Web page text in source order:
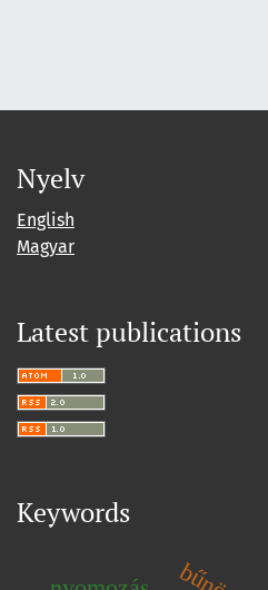
Nyelv
English
Magyar
Latest publications
Keywords